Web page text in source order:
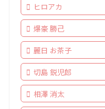
ヒロアカ
爆豪 勝己
麗日 お茶子
切島 鋭児郎
相澤 消太